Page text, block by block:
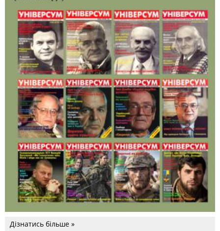
Дізнатись більше »